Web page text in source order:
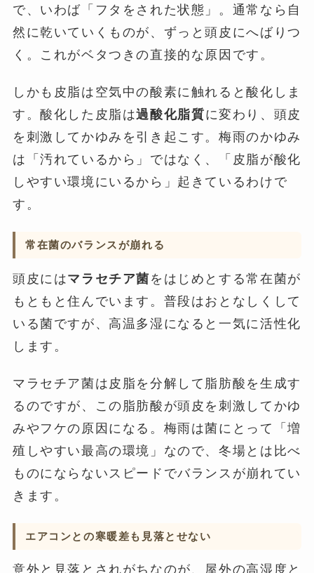
で、いわば「フタをされた状態」。通常なら自
然に乾いていくものが、ずっと頭皮にへばりつ
く。これがベタつきの直接的な原因です。
しかも皮脂は空気中の酸素に触れると酸化しま
す。酸化した皮脂は過酸化脂質に変わり、頭皮
を刺激してかゆみを引き起こす。梅雨のかゆみ
は「汚れているから」ではなく、「皮脂が酸化
しやすい環境にいるから」起きているわけで
す。
常在菌のバランスが崩れる
頭皮にはマラセチア菌 をはじめとする常在菌が
もともと住んでいます。普段はおとなしくして
いる菌ですが、高温多湿になると一気に活性化
します。
マラセチア菌は皮脂を分解して脂肪酸を生成す
るのですが、この脂肪酸が頭皮を刺激してかゆ
みやフケの原因になる。梅雨は菌にとって「増
殖しやすい最高の環境」なので、冬場とは比べ
ものにならないスピードでバランスが崩れてい
きます。
エアコンとの寒暖差も見落とせない
意外と見落とされがちなのが、屋外の高湿度と